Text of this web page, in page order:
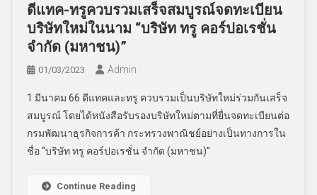
ดีแทค-ทรูควบรวมเสร็จสมบูรณ์จดทะเบียน
บริษัทใหม่ในนาม “บริษัท ทรู คอร์ปอเรชั่น
จำกัด (มหาชน)”
01/03/2023 Admin
1 มีนาคม 66 ดีแทคและทรู ควบรวมเป็นบริษัทใหม่ร่วมกันเสร็จ
สมบูรณ์ โดยได้หนังสือรับรองบริษัทใหม่ตามที่ยื่นจดทะเบียนต่อ
กรมพัฒนาธุรกิจการค้า กระทรวงพาณิชย์อย่างเป็นทางการใน
ชื่อ “บริษัท ทรู คอร์ปอเรชั่น จำกัด (มหาชน)”
Continue Reading